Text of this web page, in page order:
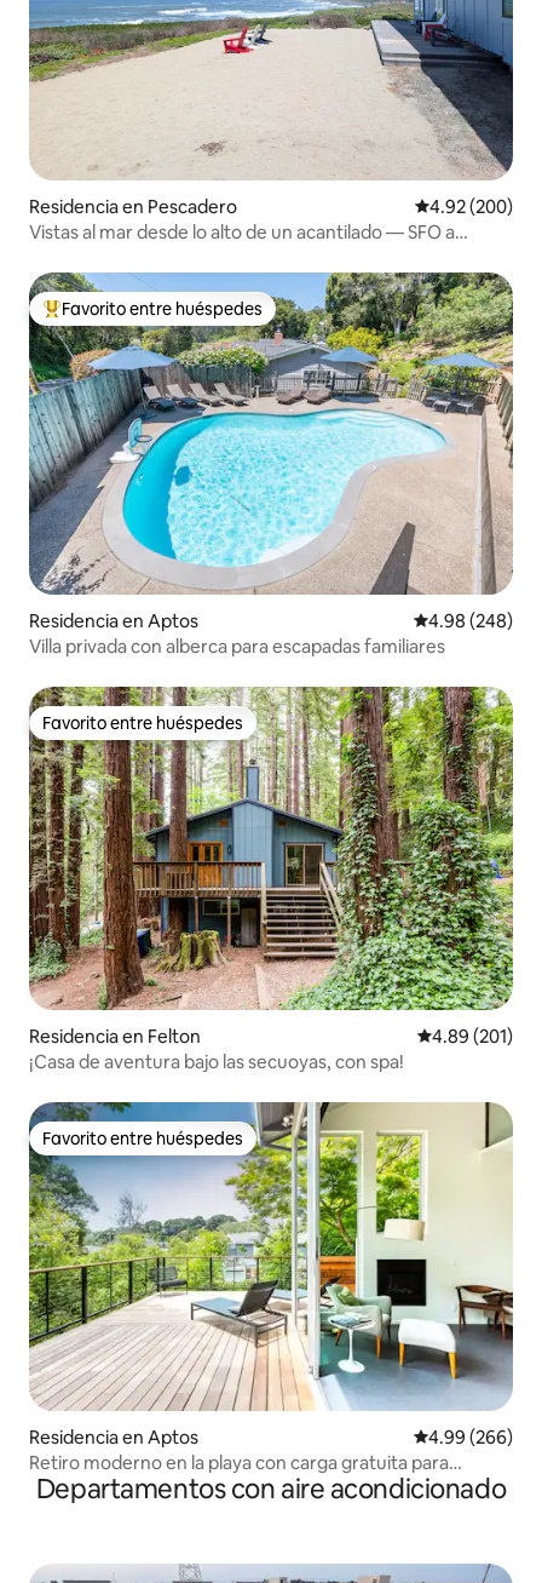
Residencia en Pescadero Calificación
4.92 (200)
Vistas al mar desde lo alto de un acantilado — SFO a
De los mejores en Favorito entre huéspedes
Favorito entre huéspedes
Residencia en Aptos Calificación
4.98 (248)
Villa privada con alberca para escapadas familiares
Favorito entre huéspedes
Favorito entre huéspedes
Residencia en Felton Calificación
4.89 (201)
¡Casa de aventura bajo las secuoyas, con spa!
Favorito entre huéspedes
Favorito entre huéspedes
Residencia en Aptos Calificación
4.99 (266)
Retiro moderno en la playa con carga gratuita para
vehículos eléctricos
Departamentos con aire acondicionado